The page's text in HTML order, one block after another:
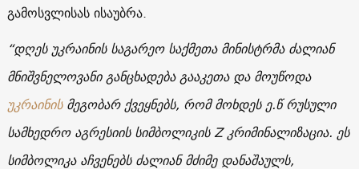
გამოსვლისას ისაუბრა.
“დღეს უკრაინის საგარეო საქმეთა მინისტრმა ძალიან
მნიშვნელოვანი განცხადება გააკეთა და მოუწოდა
უკრაინისმეგობარ ქვეყნებს, რომ მოხდეს ე.წ რუსული
სამხედრო აგრესიის სიმბოლიკის Z კრიმინალიზაცია. ეს
სიმბოლიკა აჩვენებს ძალიან მძიმე დანაშაულს,